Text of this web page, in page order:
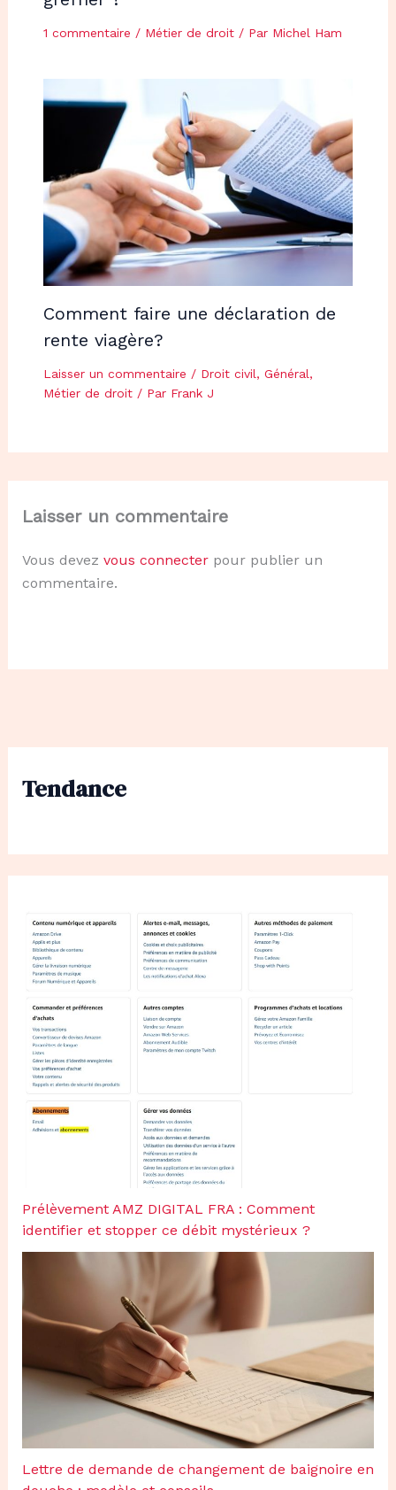
Tendance
Prélèvement AMZ DIGITAL FRA : Comment
identifier et stopper ce débit mystérieux ?
Lettre de demande de changement de baignoire en
1 commentaire / Métier de droit/ Par Michel Ham
Comment faire une déclaration de
rente viagère?
Laisser un commentaire / Droit civil, Général,
Métier de droit/ Par Frank J
Laisser un commentaire
Vous devez vous connecterpour publier un
commentaire.